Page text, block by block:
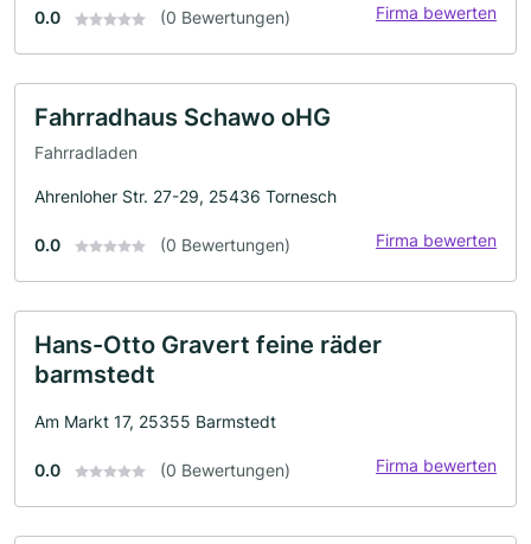
0.0 (0 Bewertungen) Firma bewerten
Fahrradhaus Schawo oHG
Fahrradladen
Ahrenloher Str. 27-29, 25436 Tornesch
0.0 (0 Bewertungen) Firma bewerten
Hans-Otto Gravert feine räder
barmstedt
Am Markt 17, 25355 Barmstedt
0.0 (0 Bewertungen) Firma bewerten